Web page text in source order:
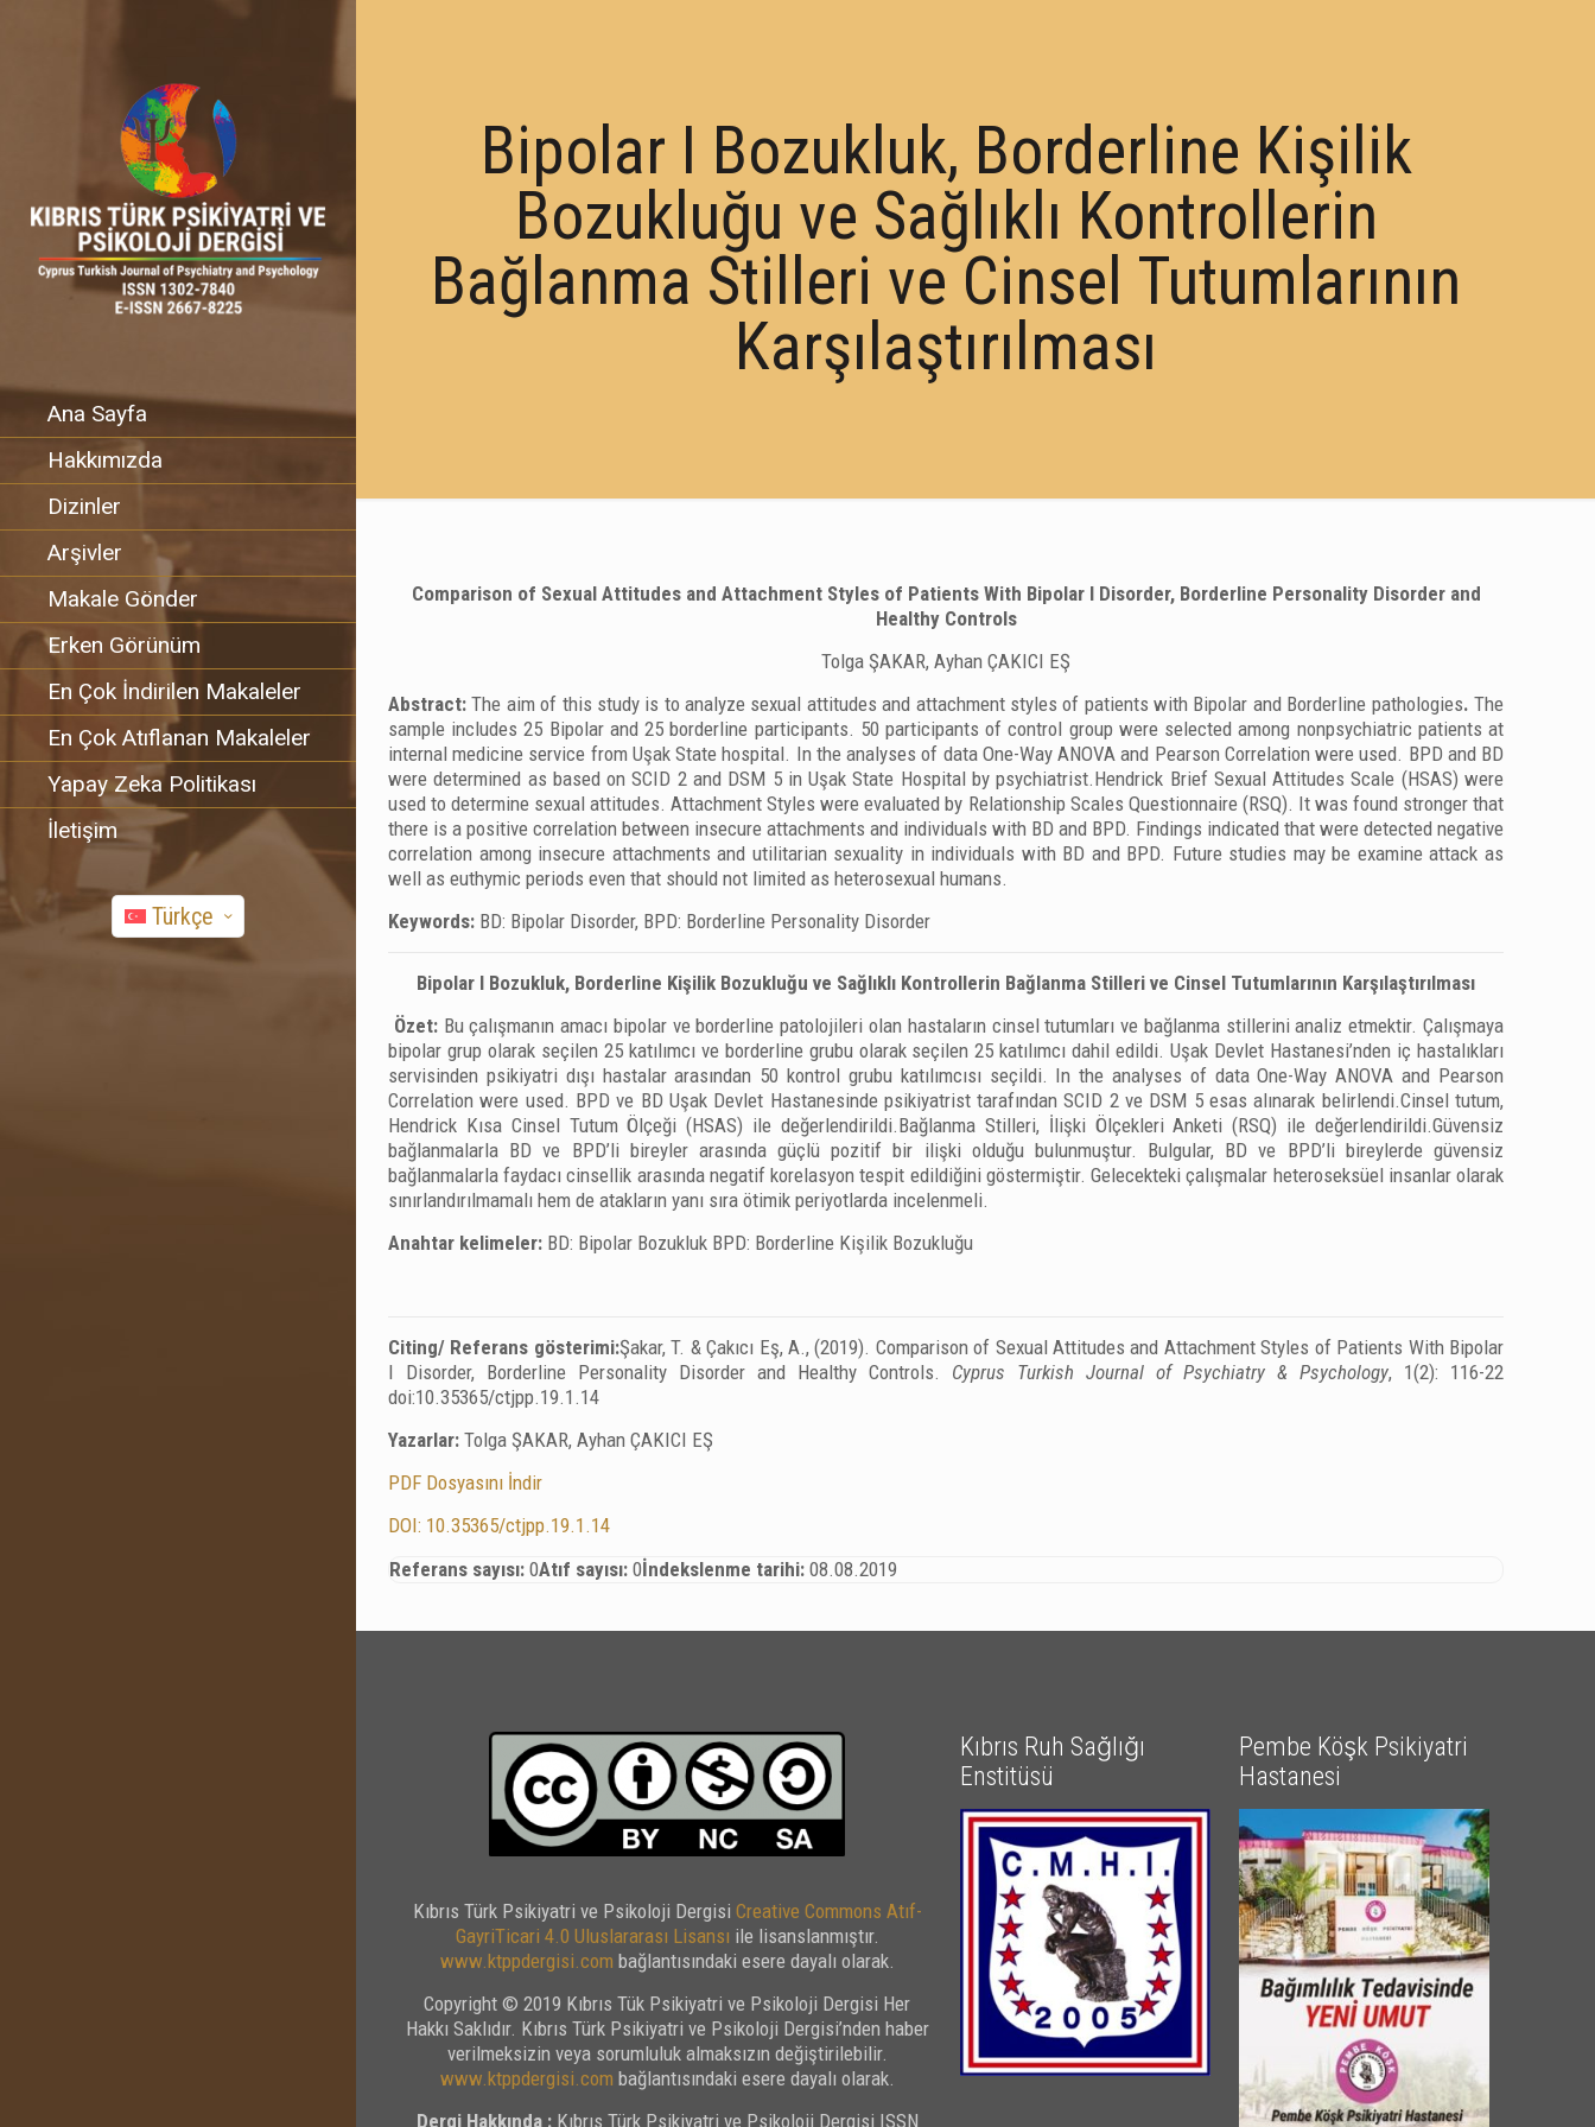
Ana Sayfa
Hakkımızda
Dizinler
Arşivler
Makale Gönder
Erken Görünüm
En Çok İndirilen Makaleler
En Çok Atıflanan Makaleler
Yapay Zeka Politikası
İletişim
Türkçe
Bipolar І Bozukluk, Borderline Kişilik
Bozukluğu ve Sağlıklı Kontrollerin
Bağlanma Stilleri ve Cinsel Tutumlarının
Karşılaştırılması
Comparison of Sexual Attitudes and Attachment Styles of Patients With Bipolar І Disorder, Borderline Personality Disorder and
Healthy Controls
Tolga ŞAKAR, Ayhan ÇAKICI EŞ
Abstract:The aim of this study is to analyze sexual attitudes and attachment styles of patients with Bipolar and Borderline pathologies.The
sample includes 25 Bipolar and 25 borderline participants. 50 participants of control group were selected among nonpsychiatric patients at
internal medicine service from Uşak State hospital. In the analyses of data One-Way ANOVA and Pearson Correlation were used. BPD and BD
were determined as based on SCID 2 and DSM 5 in Uşak State Hospital by psychiatrist.Hendrick Brief Sexual Attitudes Scale (HSAS) were
used to determine sexual attitudes. Attachment Styles were evaluated by Relationship Scales Questionnaire (RSQ). It was found stronger that
there is a positive correlation between insecure attachments and individuals with BD and BPD. Findings indicated that were detected negative
correlation among insecure attachments and utilitarian sexuality in individuals with BD and BPD. Future studies may be examine attack as
well as euthymic periods even that should not limited as heterosexual humans.
Keywords: BD: Bipolar Disorder, BPD: Borderline Personality Disorder
Bipolar І Bozukluk, Borderline Kişilik Bozukluğu ve Sağlıklı Kontrollerin Bağlanma Stilleri ve Cinsel Tutumlarının Karşılaştırılması
Özet:Bu çalışmanın amacı bipolar ve borderline patolojileri olan hastaların cinsel tutumları ve bağlanma stillerini analiz etmektir. Çalışmaya
bipolar grup olarak seçilen 25 katılımcı ve borderline grubu olarak seçilen 25 katılımcı dahil edildi. Uşak Devlet Hastanesi’nden iç hastalıkları
servisinden psikiyatri dışı hastalar arasından 50 kontrol grubu katılımcısı seçildi. In the analyses of data One-Way ANOVA and Pearson
Correlation were used. BPD ve BD Uşak Devlet Hastanesinde psikiyatrist tarafından SCID 2 ve DSM 5 esas alınarak belirlendi.Cinsel tutum,
Hendrick Kısa Cinsel Tutum Ölçeği (HSAS) ile değerlendirildi.Bağlanma Stilleri, İlişki Ölçekleri Anketi (RSQ) ile değerlendirildi.Güvensiz
bağlanmalarla BD ve BPD’li bireyler arasında güçlü pozitif bir ilişki olduğu bulunmuştur. Bulgular, BD ve BPD’li bireylerde güvensiz
bağlanmalarla faydacı cinsellik arasında negatif korelasyon tespit edildiğini göstermiştir. Gelecekteki çalışmalar heteroseksüel insanlar olarak
sınırlandırılmamalı hem de atakların yanı sıra ötimik periyotlarda incelenmeli.
Anahtar kelimeler: BD: Bipolar Bozukluk BPD: Borderline Kişilik Bozukluğu
Citing/ Referans gösterimi:Şakar, T. & Çakıcı Eş, A., (2019). Comparison of Sexual Attitudes and Attachment Styles of Patients With Bipolar
І Disorder, Borderline Personality Disorder and Healthy Controls. Cyprus Turkish Journal of Psychiatry & Psychology, 1(2): 116-22
doi:10.35365/ctjpp.19.1.14
Yazarlar: Tolga ŞAKAR, Ayhan ÇAKICI EŞ
PDF Dosyasını İndir
DOI: 10.35365/ctjpp.19.1.14
Referans sayısı: 0Atıf sayısı: 0İndekslenme tarihi: 08.08.2019
Kıbrıs Türk Psikiyatri ve Psikoloji Dergisi Creative Commons Atıf-
GayriTicari 4.0 Uluslararası Lisansı ile lisanslanmıştır.
www.ktppdergisi.com bağlantısındaki esere dayalı olarak.
Copyright © 2019 Kıbrıs Tük Psikiyatri ve Psikoloji Dergisi Her
Hakkı Saklıdır. Kıbrıs Türk Psikiyatri ve Psikoloji Dergisi’nden haber
verilmeksizin veya sorumluluk almaksızın değiştirilebilir.
www.ktppdergisi.com bağlantısındaki esere dayalı olarak.
Dergi Hakkında : Kıbrıs Türk Psikiyatri ve Psikoloji Dergisi ISSN
Kıbrıs Ruh Sağlığı
Enstitüsü
Pembe Köşk Psikiyatri
Hastanesi